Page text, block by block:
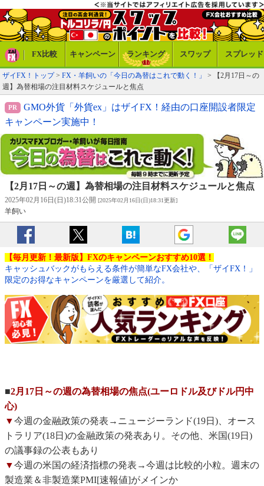
FX比較 キャンペーン ランキング スワップ スプレッド
ザイFX！トップ> FX・羊飼いの「今日の為替はこれで動く！」
> 【2月17日～の
週】為替相場の注目材料スケジュールと焦点
GMO外貨「外貨ex」はザイFX！経由の口座開設者限定
キャンペーン実施中！
【2月17日～の週】為替相場の注目材料スケジュールと焦点
2025年02月16日(日)18:31公開 [2025年02月16日(日)18:31更新]
羊飼い
【毎月更新！最新版】FXのキャンペーンおすすめ10選！
キャッシュバックがもらえる条件が簡単なFX会社や、「ザイFX！」
限定のお得なキャンペーンを厳選して紹介。
■2月17日～の週の為替相場の焦点(ユーロドル及びドル円中
心)
▼今週の金融政策の発表→ニュージーランド(19日)、オース
トラリア(18日)の金融政策の発表あり。その他、米国(19日)
の議事録の公表もあり
▼今週の米国の経済指標の発表→今週は比較的小粒。週末の
製造業＆非製造業PMI[速報値]がメインか